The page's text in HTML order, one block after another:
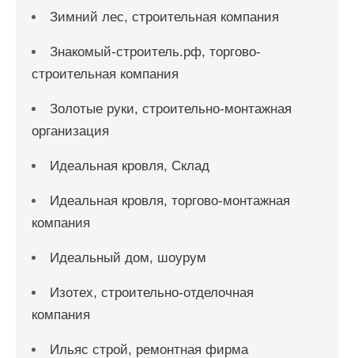
Зимний лес, строительная компания
Знакомый-строитель.рф, торгово-
строительная компания
Золотые руки, строительно-монтажная
организация
Идеальная кровля, Склад
Идеальная кровля, торгово-монтажная
компания
Идеальный дом, шоурум
Изотех, строительно-отделочная
компания
Ильяс строй, ремонтная фирма